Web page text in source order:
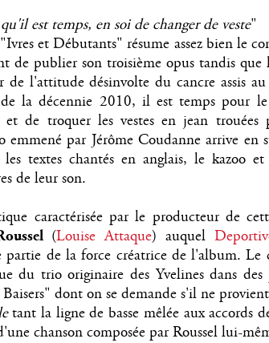
est temps, en soi de changer de veste"
et Débutants" résume assez bien le
de publier son troisième opus tandis que
de l'attitude désinvolte du cancre assis
la décennie 2010, il est temps pour
de troquer les vestes en jean trouées
par Jérôme Coudanne arrive en
les textes chantés en anglais, le kazoo
de leur son.
caractérisée par le producteur de
(Louise Attaque) auquel
partie de la force créatrice de l'album.
du trio originaire des Yvelines dans
dont on se demande s'il ne
tant la ligne de basse mêlée aux accords
chanson composée par Roussel lui-